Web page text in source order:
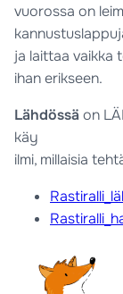
vuorossa on
ja laittaa vaikka
ihan erikseen.
Lähdössä on
käy
ilmi, millaisia